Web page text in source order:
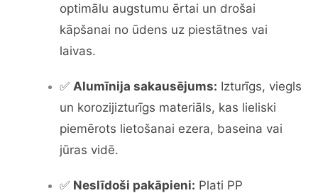
optimālu augstumu ērtai un drošai
kāpšanai no ūdens uz piestātnes vai
laivas.
✅ Alumīnija sakausējums: Izturīgs, viegls
un korozijizturīgs materiāls, kas lieliski
piemērots lietošanai ezera, baseina vai
jūras vidē.
✅ Neslīdoši pakāpieni: Plati PP